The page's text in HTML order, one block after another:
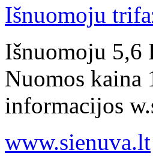
Išnuomoju
Išnuomoju 5,6
Nuomos kaina
informacijos
www.sienuva.lt